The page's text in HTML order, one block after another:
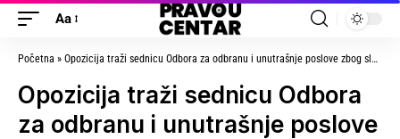
Aa
Početna » Opozicija traži sednicu Odbora za odbranu i unutrašnje poslove zbog slučaja Milić
Opozicija traži sednicu Odbora
za odbranu i unutrašnje poslove